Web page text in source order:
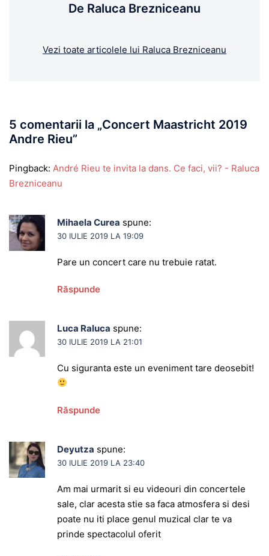
De Raluca Brezniceanu
Vezi toate articolele lui Raluca Brezniceanu
5 comentarii la „Concert Maastricht 2019
Andre Rieu”
Pingback: André Rieu te invita la dans. Ce faci, vii? - Raluca
Brezniceanu
Mihaela Curea spune:
30 IULIE 2019 LA 19:09
Pare un concert care nu trebuie ratat.
Răspunde
Luca Raluca spune:
30 IULIE 2019 LA 21:01
Cu siguranta este un eveniment tare deosebit!
Răspunde
Deyutza spune:
30 IULIE 2019 LA 23:40
Am mai urmarit si eu videouri din concertele
sale, clar acesta stie sa faca atmosfera si desi
poate nu iti place genul muzical clar te va
prinde spectacolul oferit